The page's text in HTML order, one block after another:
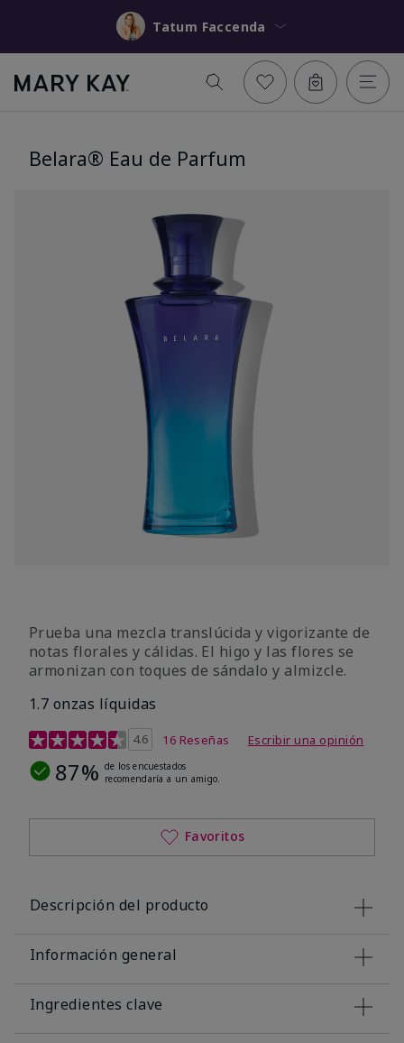
Tatum Faccenda
Belara® Eau de Parfum
Prueba una mezcla translúcida y vigorizante de
notas florales y cálidas. El higo y las flores se
armonizan con toques de sándalo y almizcle.
1.7 onzas líquidas
Calificación de clientes de 4,5 de 5
4.6 16 Reseñas Escribir una opinión
87% de los encuestados
recomendaría a un amigo.
Favoritos
Descripción del producto
Información general
Ingredientes clave